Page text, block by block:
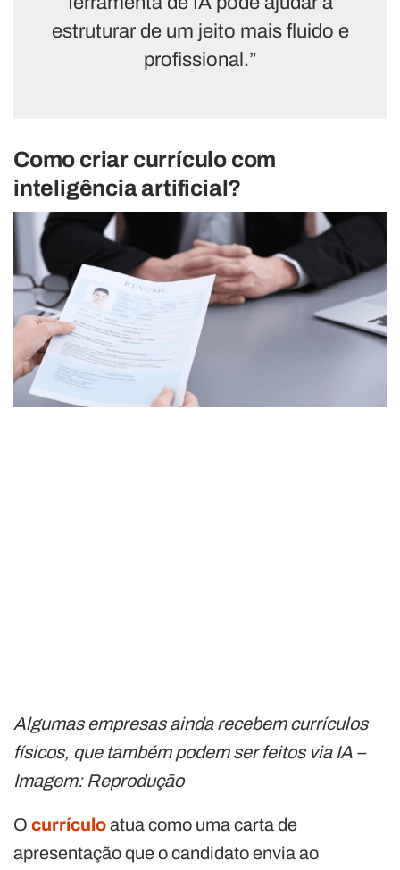
estruturar de um jeito mais fluido e
profissional.”
Como criar currículo com
inteligência artificial?
Algumas empresas ainda recebem currículos
físicos, que também podem ser feitos via IA –
Imagem: Reprodução
O currículoatua como uma carta de
apresentação que o candidato envia ao